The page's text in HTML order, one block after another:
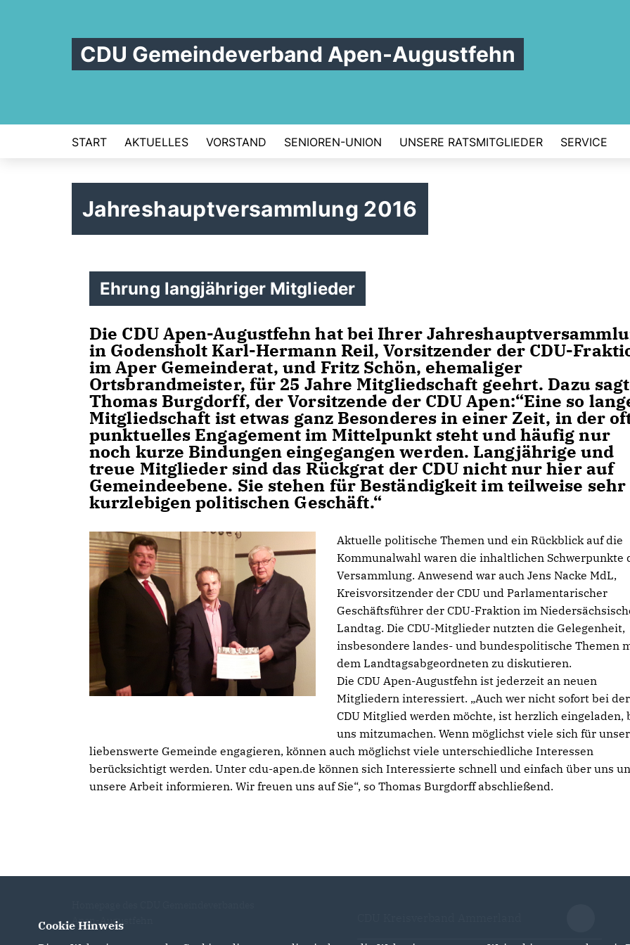
CDU Gemeindeverband Apen-Augustfehn
START AKTUELLES VORSTAND SENIOREN-UNION UNSERE RATSMITGLIEDER SERVICE
Jahreshauptversammlung 2016
Ehrung langjähriger Mitglieder
Die CDU Apen-Augustfehn hat bei Ihrer
in Godensholt Karl-Hermann Reil, Vorsitzender der CDU-
im Aper Gemeinderat, und Fritz Schön, ehemaliger
Ortsbrandmeister, für 25 Jahre Mitgliedschaft geehrt. Dazu
Thomas Burgdorff, der Vorsitzende der CDU Apen:“Eine so
Mitgliedschaft ist etwas ganz Besonderes in einer Zeit, in der
punktuelles Engagement im Mittelpunkt steht und häufig nur
noch kurze Bindungen eingegangen werden. Langjährige und
treue Mitglieder sind das Rückgrat der CDU nicht nur hier auf
Gemeindeebene. Sie stehen für Beständigkeit im teilweise sehr
kurzlebigen politischen Geschäft.“
Aktuelle politische Themen und ein Rückblick auf die
Kommunalwahl waren die inhaltlichen Schwerpunkte
Versammlung. Anwesend war auch Jens Nacke MdL,
Kreisvorsitzender der CDU und Parlamentarischer
Geschäftsführer der CDU-Fraktion im
Landtag. Die CDU-Mitglieder nutzten die Gelegenheit,
insbesondere landes- und bundespolitische Themen
dem Landtagsabgeordneten zu diskutieren.
Die CDU Apen-Augustfehn ist jederzeit an neuen
Mitgliedern interessiert. „Auch wer nicht sofort bei der
CDU Mitglied werden möchte, ist herzlich eingeladen,
uns mitzumachen. Wenn möglichst viele sich für
liebenswerte Gemeinde engagieren, können auch möglichst viele unterschiedliche Interessen
berücksichtigt werden. Unter cdu-apen.de können sich Interessierte schnell und einfach über uns
unsere Arbeit informieren. Wir freuen uns auf Sie“, so Thomas Burgdorff abschließend.
Apen-Augustfehn
Cookie Hinweis